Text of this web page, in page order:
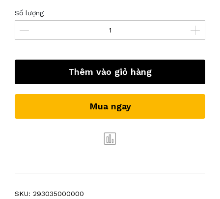
Số lượng
Thêm vào giỏ hàng
Mua ngay
SKU: 293035000000